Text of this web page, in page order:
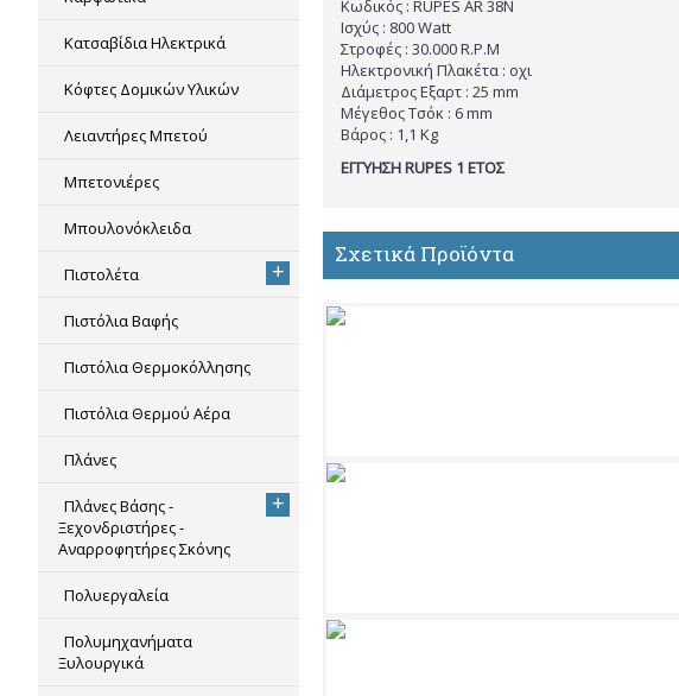
Κατσαβίδια Ηλεκτρικά
Κόφτες Δομικών Υλικών
Λειαντήρες Μπετού
Μπετονιέρες
Μπουλονόκλειδα
Πιστολέτα +
Πιστόλια Βαφής
Πιστόλια Θερμοκόλλησης
Πιστόλια Θερμού Αέρα
Πλάνες
Πλάνες Βάσης -
Ξεχονδριστήρες -
Αναρροφητήρες Σκόνης
+
Πολυεργαλεία
Πολυμηχανήματα
Ξυλουργικά
Κωδικός : RUPES AR 38N
Ισχύς : 800 Watt
Στροφές : 30.000 R.P.M
Ηλεκτρονική Πλακέτα : οχι
Διάμετρος Εξαρτ : 25 mm
Μέγεθος Τσόκ : 6 mm
Βάρος : 1,1 Kg
ΕΓΓΥΗΣΗ RUPES 1 ΕΤΟΣ
Σχετικά Προϊόντα